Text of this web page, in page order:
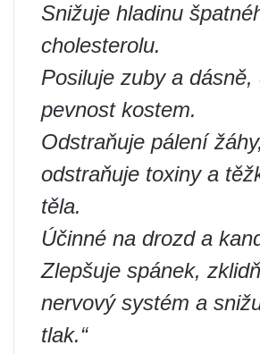
Snižuje hladinu
cholesterolu.
Posiluje zuby a dásně,
pevnost kostem.
Odstraňuje pálení žáhy,
odstraňuje toxiny a
těla.
Účinné na drozd a
Zlepšuje spánek,
nervový systém a
tlak.“